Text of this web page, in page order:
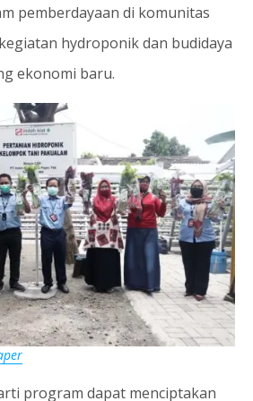
pemberdayaan di komunitas
hydroponik dan budidaya
ekonomi baru.
program dapat menciptakan